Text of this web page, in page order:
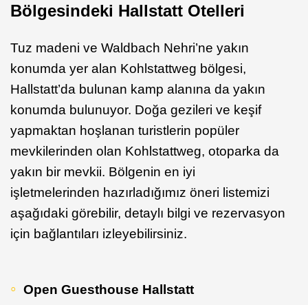
Bölgesindeki Hallstatt Otelleri
Tuz madeni ve Waldbach Nehri’ne yakın
konumda yer alan Kohlstattweg bölgesi,
Hallstatt’da bulunan kamp alanına da yakın
konumda bulunuyor. Doğa gezileri ve keşif
yapmaktan hoşlanan turistlerin popüler
mevkilerinden olan Kohlstattweg, otoparka da
yakın bir mevkii. Bölgenin en iyi
işletmelerinden hazırladığımız öneri listemizi
aşağıdaki görebilir, detaylı bilgi ve rezervasyon
için bağlantıları izleyebilirsiniz.
Open Guesthouse Hallstatt